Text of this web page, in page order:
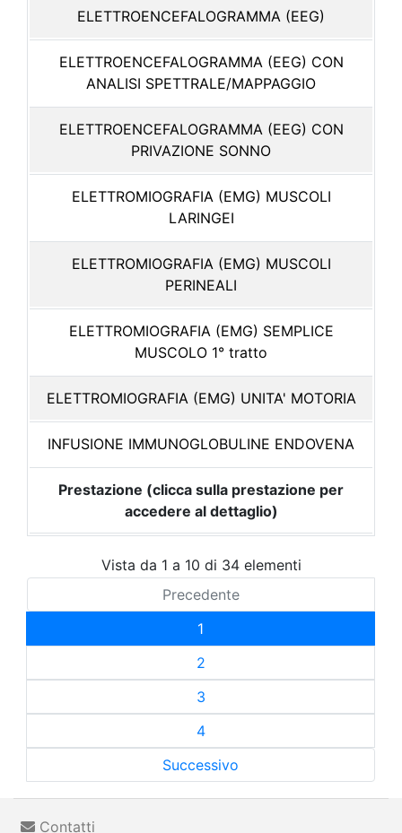
ELETTROENCEFALOGRAMMA (EEG)
ELETTROENCEFALOGRAMMA (EEG) CON
ANALISI SPETTRALE/MAPPAGGIO
ELETTROENCEFALOGRAMMA (EEG) CON
PRIVAZIONE SONNO
ELETTROMIOGRAFIA (EMG) MUSCOLI
LARINGEI
ELETTROMIOGRAFIA (EMG) MUSCOLI
PERINEALI
ELETTROMIOGRAFIA (EMG) SEMPLICE
MUSCOLO 1° tratto
ELETTROMIOGRAFIA (EMG) UNITA' MOTORIA
INFUSIONE IMMUNOGLOBULINE ENDOVENA
Prestazione (clicca sulla prestazione per
accedere al dettaglio)
Vista da 1 a 10 di 34 elementi
Precedente
1
2
3
4
Successivo
Contatti